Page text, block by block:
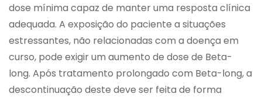
dose mínima capaz de manter uma resposta clínica
adequada. A exposição do paciente a situações
estressantes, não relacionadas com a doença em
curso, pode exigir um aumento de dose de Beta-
long. Após tratamento prolongado com Beta-long, a
descontinuação deste deve ser feita de forma